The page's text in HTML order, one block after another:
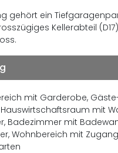
gehört ein
Kellerabteil
mit Garderobe,
Hauswirtschaftsraum mit
Badezimmer mit
Wohnbereich mit